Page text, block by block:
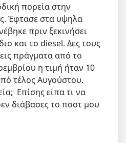
πορεία στην
Έφτασε στα υψηλα
πριν ξεκινήσει
και το diesel. Δες τους
πράγματα από το
η τιμή ήταν 10
τέλος Αυγούστου.
Επίσης είπα τι να
διάβασες το ποστ μου